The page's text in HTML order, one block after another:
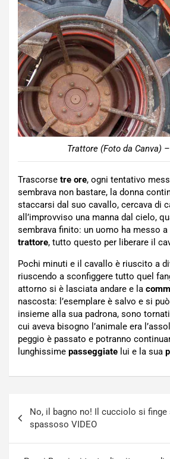
Trattore (Foto da Canva)
Trascorse tre ore, ogni tentativo
sembrava non bastare, la donna
staccarsi dal suo cavallo, cercava di
all’improvviso una manna dal cielo,
sembrava finito: un uomo ha messo
trattore, tutto questo per liberare il
Pochi minuti e il cavallo è riuscito a
riuscendo a sconfiggere tutto quel
attorno si è lasciata andare e la
nascosta: l’esemplare è salvo e si
insieme alla sua padrona, sono
cui aveva bisogno l’animale era
peggio è passato e potranno
lunghissime passeggiate lui e la sua
articoli
No, il bagno no! Il cucciolo si finge
spassoso VIDEO